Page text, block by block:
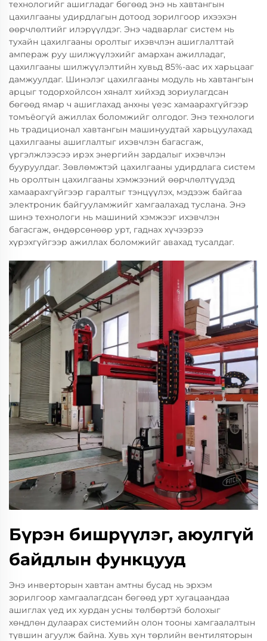
технологийг ашигладаг бөгөөд энэ нь хавтангын
цахилгааны удирдлагын дотоод зорилгоор ихээхэн
өөрчлөлтийг илэрүүлдэг. Энэ чадварлаг систем нь
тухайн цахилгааны оролтыг ихэвчлэн ашиглалттай
ампераж руу шилжүүлэхийг амархан ажилладаг,
цахилгааны шилжүүлэлтийн хувьд 85%-аас их харьцааг
дамжуулдаг. Шинэлэг цахилгааны модуль нь хавтангын
арцыг тодорхойлсон хяналт хийхэд зориулагдсан
бөгөөд ямар ч ашиглахад анхны үеэс хамаарахгүйгээр
томъёогүй ажиллах боломжийг олгодог. Энэ технологи
нь традиционал хавтангын машинуудтай харьцуулахад
цахилгааны ашиглалтыг ихэвчлэн багасгаж,
үргэлжлээсээ ирэх энергийн зардалыг ихэвчлэн
бууруулдаг. Зөвлөмжтэй цахилгааны удирдлага систем
нь оролтын цахилгааны хэмжээний өөрчлөлтүүдэд
хамаарахгүйгээр гаралтыг тэнцүүлэх, мэдээж байгаа
электроник байгууламжийг хамгаалахад туслана. Энэ
шинэ технологи нь машиний хэмжээг ихэвчлэн
багасгаж, өндөрсөнөөр урт, гаднах хүчээрээ
хүрэхгүйгээр ажиллах боломжийг авахад тусалдаг.
Бүрэн бишрүүлэг, аюулгүй
байдлын функцууд
Энэ инверторын хавтан амтны бусад нь эрхэм
зорилгоор хамгаалагдсан бөгөөд урт хугацаандаа
ашиглах үед их хурдан усны төлбөртэй болохыг
хөндлөн дулаарах системийн олон тооны хамгаалалтын
түвшин агуулж байна. Хувь хүн төрлийн вентиляторын